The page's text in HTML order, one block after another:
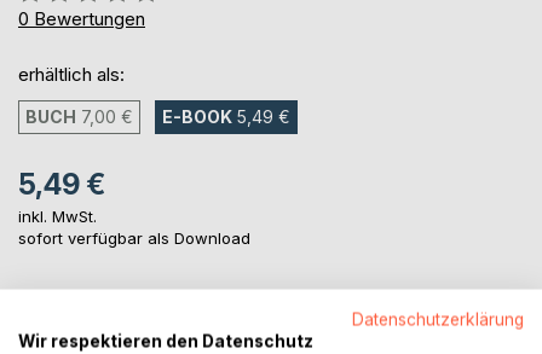
0%
0 Bewertungen
erhältlich als:
BUCH 7,00 € E-BOOK 5,49 €
5,49 €
inkl. MwSt.
sofort verfügbar als Download
Datenschutzerklärung
Wir respektieren den Datenschutz